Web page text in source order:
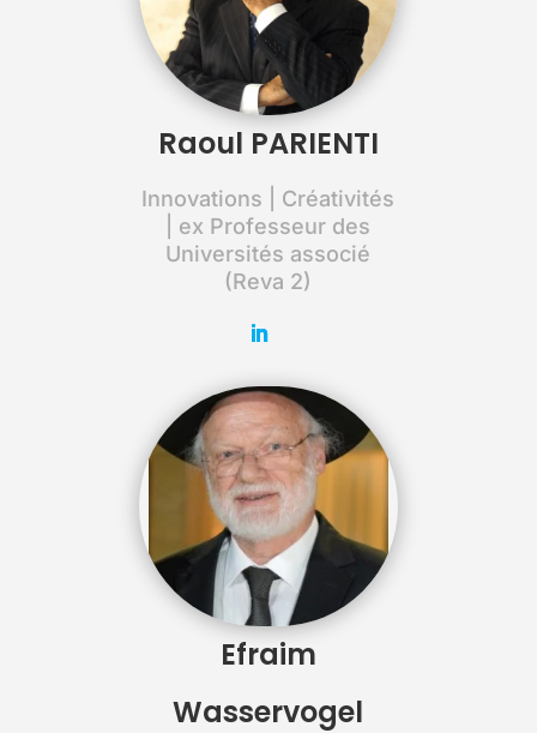
Raoul PARIENTI
Innovations | Créativités
| ex Professeur des
Universités associé
(Reva 2)
Efraim
Wasservogel